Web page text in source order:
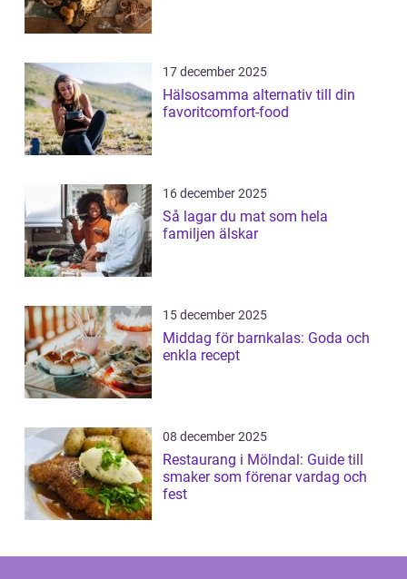
17 december 2025
Hälsosamma alternativ till din
favoritcomfort-food
16 december 2025
Så lagar du mat som hela
familjen älskar
15 december 2025
Middag för barnkalas: Goda och
enkla recept
08 december 2025
Restaurang i Mölndal: Guide till
smaker som förenar vardag och
fest